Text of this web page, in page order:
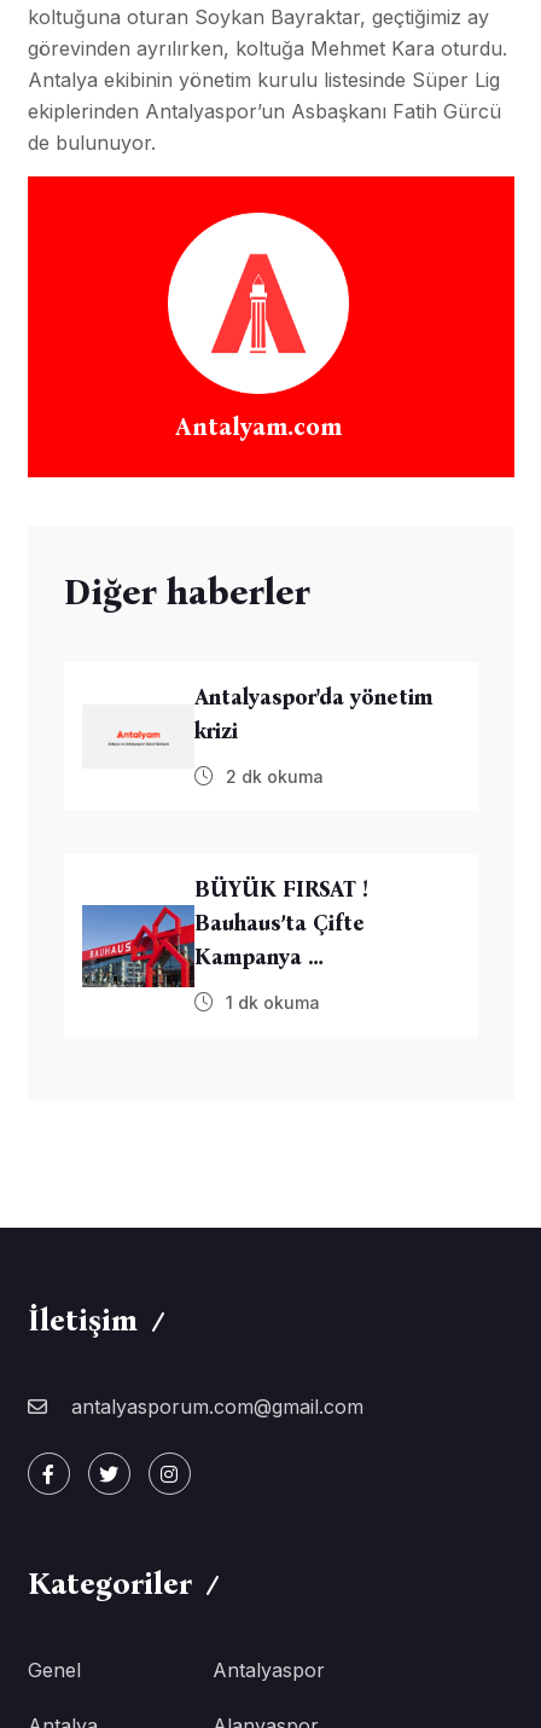
koltuğuna oturan Soykan Bayraktar, geçtiğimiz ay
görevinden ayrılırken, koltuğa Mehmet Kara oturdu.
Antalya ekibinin yönetim kurulu listesinde Süper Lig
ekiplerinden Antalyaspor’un Asbaşkanı Fatih Gürcü
de bulunuyor.
Antalyam.com
Diğer haberler
Antalyaspor'da yönetim
krizi
2 dk okuma
BÜYÜK FIRSAT !
Bauhaus’ta Çifte
Kampanya …
1 dk okuma
İletişim
antalyasporum.com@gmail.com
Kategoriler
Genel Antalyaspor